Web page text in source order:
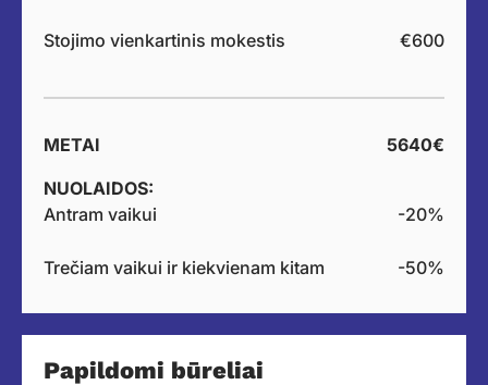
Stojimo vienkartinis mokestis €600
METAI
NUOLAIDOS:
5640€
Antram vaikui -20%
Trečiam vaikui ir kiekvienam kitam -50%
Papildomi būreliai